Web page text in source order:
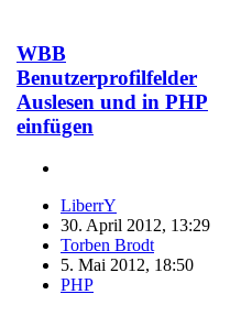
WBB
Benutzerprofilfelder
Auslesen und in PHP
einfügen
LiberrY
30. April 2012, 13:29
Torben Brodt
5. Mai 2012, 18:50
PHP